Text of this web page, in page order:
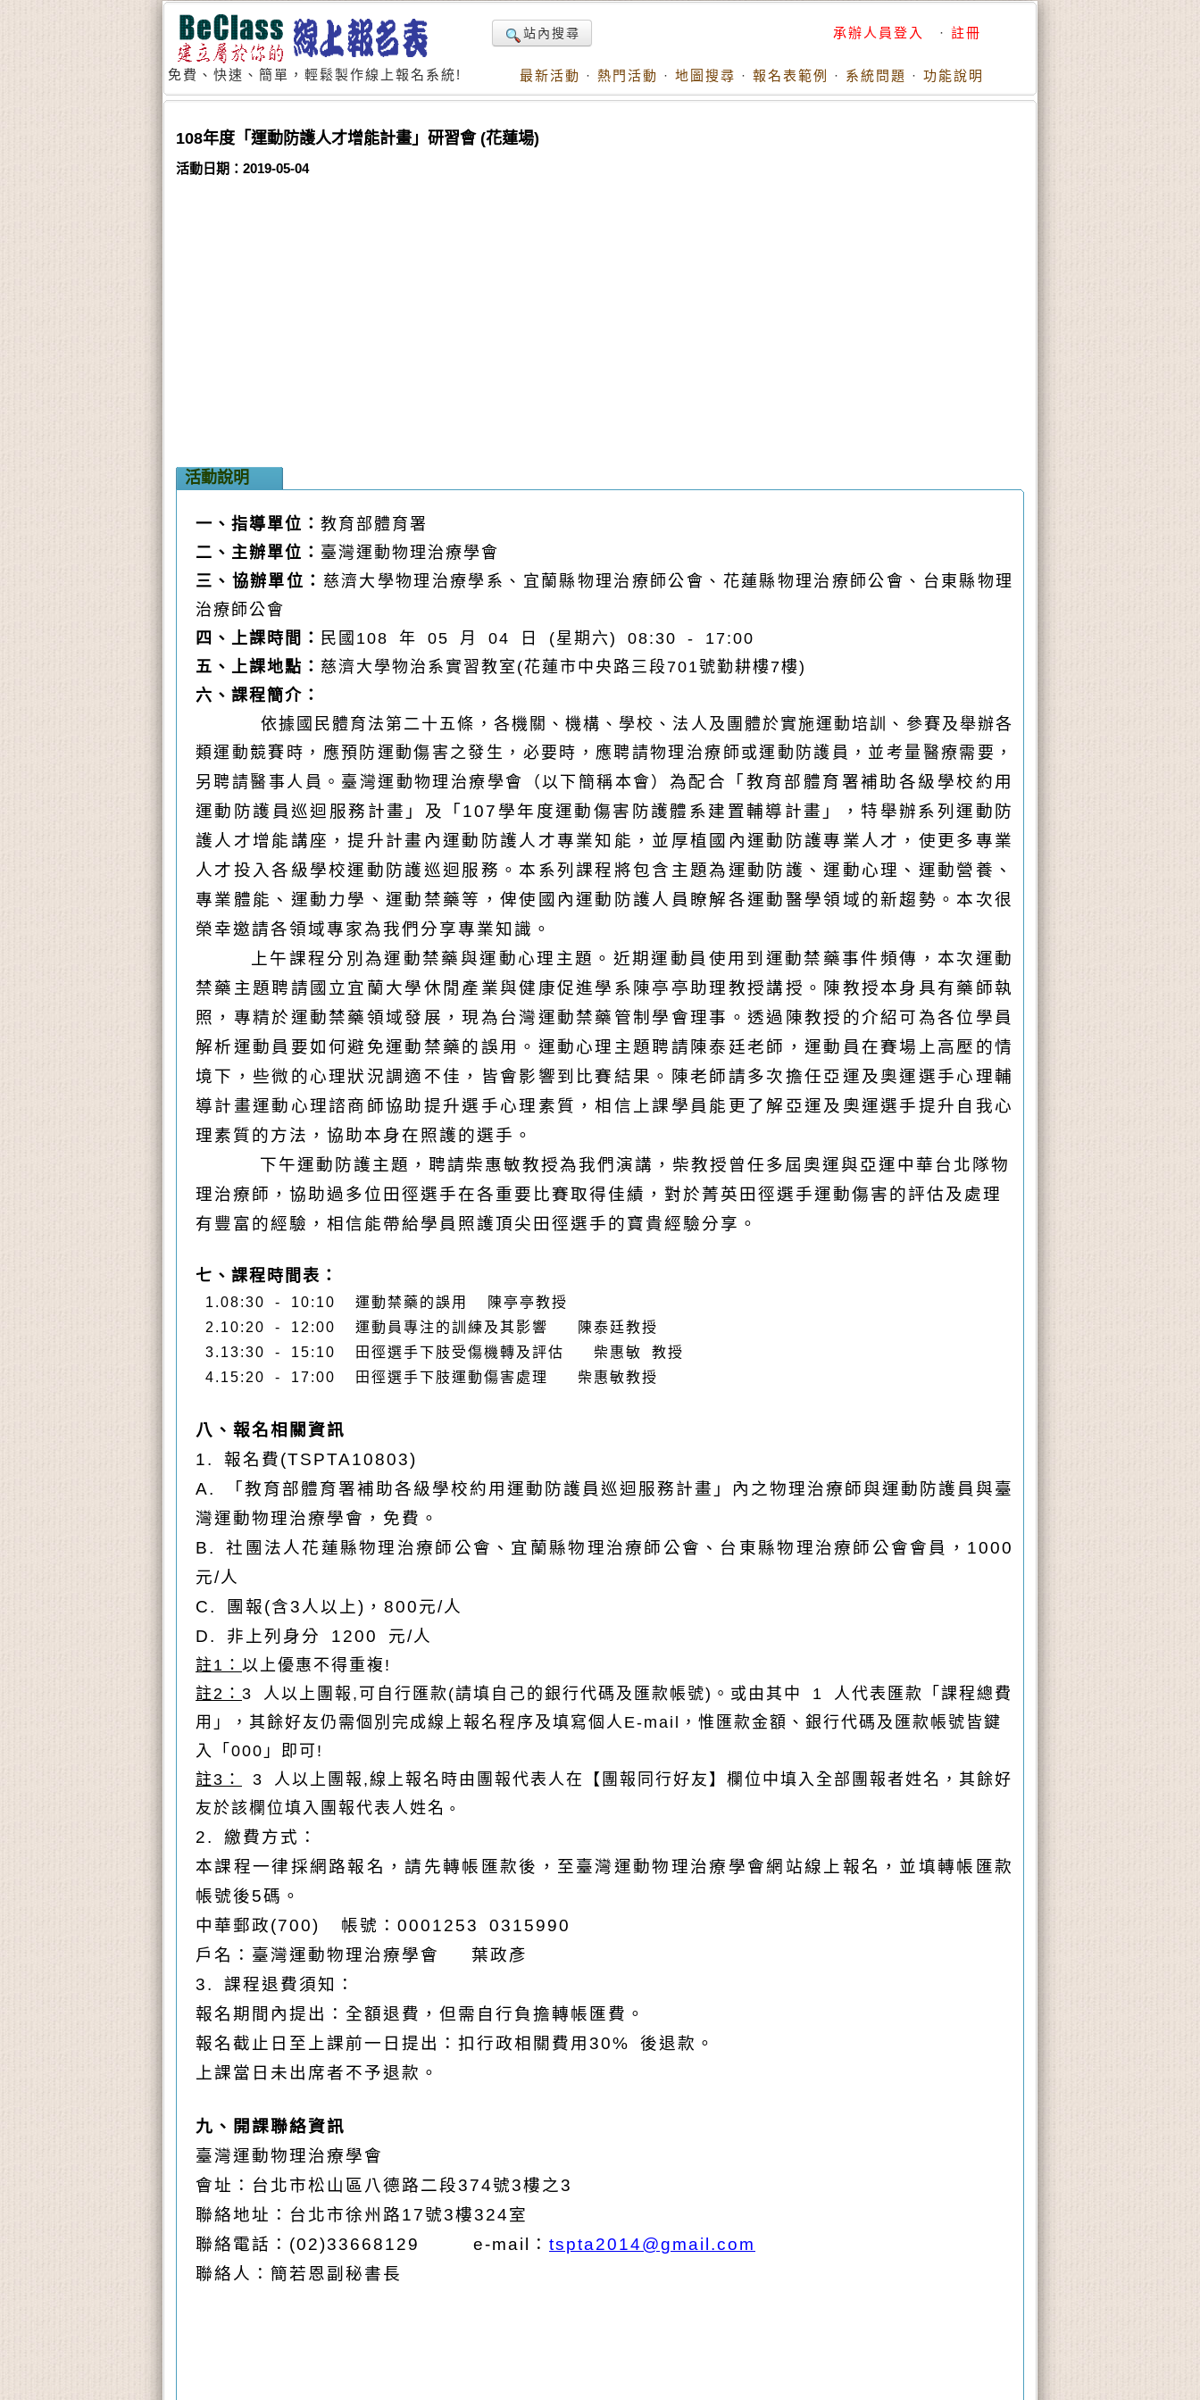
免費、快速、簡單，輕鬆製作線上報名系統!
站內搜尋 承辦人員登入 · 註冊
最新活動 · 熱門活動 · 地圖搜尋 · 報名表範例 · 系統問題 · 功能說明
108年度「運動防護人才增能計畫」研習會 (花蓮場)
活動日期：2019-05-04
活動說明
一、指導單位： 教育部體育署
二、主辦單位： 臺灣運動物理治療學會
三、協辦單位： 慈濟大學物理治療學系、宜蘭縣物理治療師公會、花蓮縣物理治療師公會、台東縣物理
治療師公會
四、上課時間： 民國108 年 05 月 04 日 (星期六) 08:30 - 17:00
五、上課地點： 慈濟大學物治系實習教室(花蓮市中央路三段701號勤耕樓7樓)
六、課程簡介：
依據國民體育法第二十五條，各機關、機構、學校、法人及團體於實施運動培訓、參賽及舉辦各
類運動競賽時，應預防運動傷害之發生，必要時，應聘請物理治療師或運動防護員，並考量醫療需要，
另聘請醫事人員。臺灣運動物理治療學會（以下簡稱本會） 為配合「教育部體育署補助各級學校約用
運動防護員巡迴服務計畫」及「107學年度運動傷害防護體系建置輔導計畫」，特舉辦系列運動防
護人才增能講座，提升計畫內運動防護人才專業知能，並厚植國內運動防護專業人才，使更多專業
人才投入各級學校運動防護巡迴服務。本系列課程將包含主題為運動防護、運動心理、運動營養、
專業體能、運動力學、運動禁藥等，俾使國內運動防護人員瞭解各運動醫學領域的新趨勢。本次很
榮幸邀請各領域專家為我們分享專業知識。
上午課程分別為運動禁藥與運動心理主題。近期運動員使用到運動禁藥事件頻傳，本次運動
禁藥主題聘請國立宜蘭大學休閒產業與健康促進學系陳亭亭助理教授講授。陳教授本身具有藥師執
照，專精於運動禁藥領域發展，現為台灣運動禁藥管制學會理事。透過陳教授的介紹可為各位學員
解析運動員要如何避免運動禁藥的誤用。運動心理主題聘請陳泰廷老師，運動員在賽場上高壓的情
境下，些微的心理狀況調適不佳，皆會影響到比賽結果。陳老師請多次擔任亞運及奧運選手心理輔
導計畫運動心理諮商師協助提升選手心理素質，相信上課學員能更了解亞運及奧運選手提升自我心
理素質的方法，協助本身在照護的選手。
下午運動防護主題，聘請柴惠敏教授為我們演講，柴教授曾任多屆奧運與亞運中華台北隊物
理治療師，協助過多位田徑選手在各重要比賽取得佳績，對於菁英田徑選手運動傷害的評估及處理
有豐富的經驗，相信能帶給學員照護頂尖田徑選手的寶貴經驗分享。
七、課程時間表：
1.08:30 - 10:10 運動禁 藥 的誤用 陳亭亭教授
2. 10:20 - 12:00 運動員專注的訓練及其影響 陳泰廷教授
3. 13:30 - 15:10 田 徑選手下肢受傷機轉及評估 柴惠敏
教授
4. 15:20 - 17:00 田 徑選手下肢運動傷害處理 柴惠敏教授
八、報名相關資訊
1. 報名費(TSPTA10803)
A.
「教育部體育署補助各級學校約用運動防護員巡迴服務計畫」內之物理治療師與運動防護員與臺
灣運動物理治療學會，免費。
B.社團法人花蓮縣物理治療師公會、宜蘭縣物理治療師公會、台東縣物理治療師公會會員，1000
元/人
C.
團報(含3人以上)，800元/人
D. 非上列身分 1200 元/人
註1： 以上優惠不得重複!
註2： 3 人以上團報,可自行匯款(請填自己的銀行代碼及匯款帳號)。或由其中 1 人代表匯款「課程總費
用」，其餘好友仍需個別完成線上報名程序及填寫個人E-mail，惟匯款金額、銀行代碼及匯款帳號皆鍵
入「000」即可!
註3：
3 人以上團報,線上報名時由團報代表人在【團報同行好友】欄位中填入全部團報者姓名，其餘好
友於該欄位填入團報代表人姓名 。
2. 繳費方式：
本課程一律採網路報名，請先轉帳匯款後，至臺灣運動物理治療學會網站線上報名，並填轉帳匯款
帳號後5碼。
中華郵政(700) 帳號：0001253 0315990
戶名：臺灣運動物理治療學會 葉政彥
3. 課程退費須知：
報名期間內提出：全額退費，但需自行負擔轉帳匯費。
報名截止日至上課前一日提出：扣行政相關費用30% 後退款。
上課當日未出席者不予退款。
九、開課聯絡資訊
臺灣運動物理治療學會
會址：台北市松山區八德路二段374號3樓之3
聯絡地址：台北市徐州路17號3樓324室
聯絡電話：(02)33668129 e-mail： tspta2014@gmail.com
聯絡人：簡若恩副秘書長